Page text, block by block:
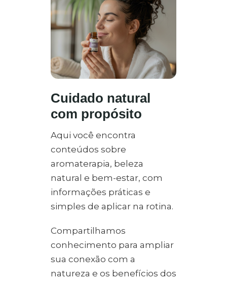
Cuidado natural
com propósito
Aqui você encontra
conteúdos sobre
aromaterapia, beleza
natural e bem-estar, com
informações práticas e
simples de aplicar na rotina.
Compartilhamos
conhecimento para ampliar
sua conexão com a
natureza e os benefícios dos